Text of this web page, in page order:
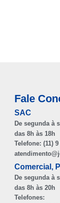
Fale
SAC
De segunda à
das 8h às 18h
Telefone: (11) 9
Comercial,
De segunda à
das 8h às 20h
Telefones: